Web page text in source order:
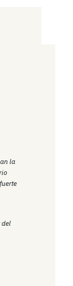
la
del